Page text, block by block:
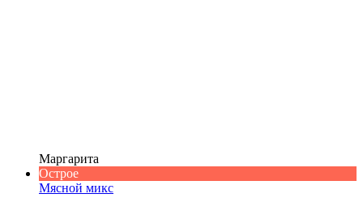
Маргарита
Острое
Мясной микс